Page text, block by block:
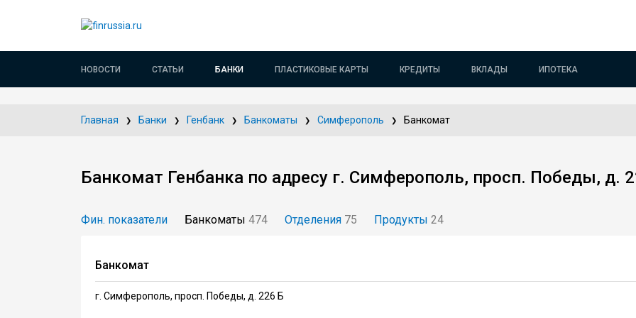
НОВОСТИ СТАТЬИ БАНКИ ПЛАСТИКОВЫЕ КАРТЫ КРЕДИТЫ ВКЛАДЫ ИПОТЕКА
Главная Банки Генбанк Банкоматы Симферополь Банкомат
Банкомат Генбанка по адресу г. Симферополь, просп. Победы, д.
Фин. показатели Банкоматы 474 Отделения 75 Продукты 24
Банкомат
г. Симферополь, просп. Победы, д. 226 Б